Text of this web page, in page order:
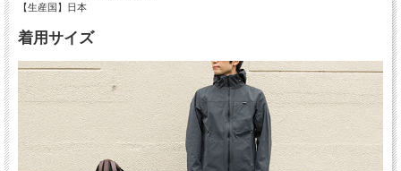
【生産国】日本
着用サイズ